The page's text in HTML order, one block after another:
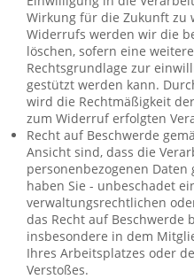
Wirkung für die Zukunft zu
Widerrufs werden wir die
löschen, sofern eine
Rechtsgrundlage zur
gestützt werden kann.
wird die Rechtmäßigkeit
zum Widerruf erfolgten
Recht auf Beschwerde
Ansicht sind, dass die
personenbezogenen Daten
haben Sie - unbeschadet
verwaltungsrechtlichen
das Recht auf Beschwerde
insbesondere in dem
Ihres Arbeitsplatzes oder
Verstoßes.